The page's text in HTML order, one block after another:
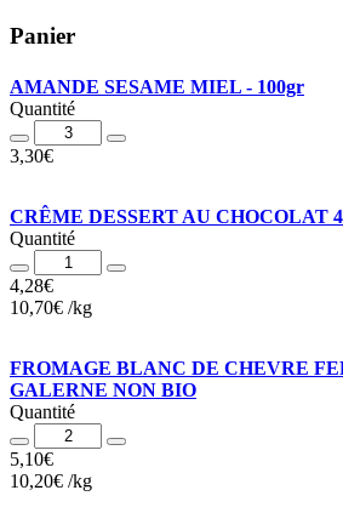
Panier
AMANDE SESAME MIEL - 100gr
QuantitéQuantité
3,30€
CRÊME DESSERT AU CHOCOLAT
QuantitéQuantité
4,28€
10,70€ /kg
FROMAGE BLANC DE CHEVRE
GALERNE NON BIO
QuantitéQuantité
5,10€
10,20€ /kg